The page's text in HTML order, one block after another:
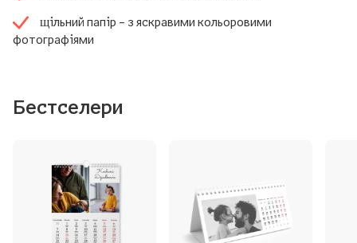
щільний папір – з яскравими кольоровими
фотографіями
Бестселери